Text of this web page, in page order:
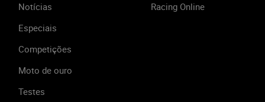
Notícias
Especiais
Competições
Moto de ouro
Testes
Racing Online